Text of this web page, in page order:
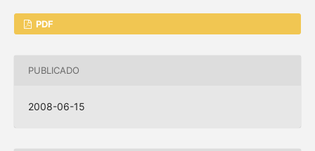
PDF
PUBLICADO
2008-06-15